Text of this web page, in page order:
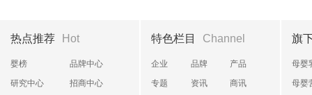
热点推荐 Hot
婴榜
品牌中心
研究中心
招商中心
特色栏目 Channel
企业 品牌
产品
专题
资讯
商讯
旗
母婴
母婴